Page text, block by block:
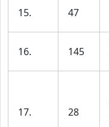
15. 47
16. 145
17. 28